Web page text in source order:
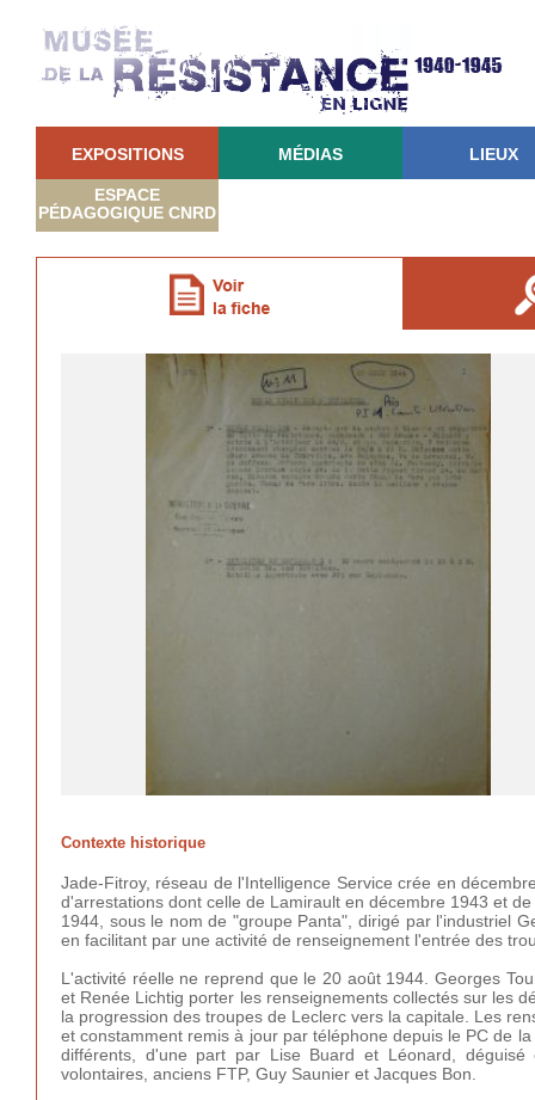
EXPOSITIONS MÉDIAS LIEUX
ESPACE
PÉDAGOGIQUE CNRD
Contexte historique
Jade-Fitroy, réseau de l'Intelligence Service crée en
d'arrestations dont celle de Lamirault en décembre 1943 et
1944, sous le nom de "groupe Panta", dirigé par l'industriel
en facilitant par une activité de renseignement l'entrée des
L'activité réelle ne reprend que le 20 août 1944. Georges
et Renée Lichtig porter les renseignements collectés sur les
la progression des troupes de Leclerc vers la capitale. Les
et constamment remis à jour par téléphone depuis le PC de
différents, d'une part par Lise Buard et Léonard,
volontaires, anciens FTP, Guy Saunier et Jacques Bon.